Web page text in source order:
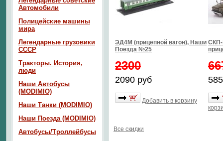
ЭД4М (прицепной вагон), Наши
Поезда №25
2300
2090 руб
Добавить в корзину
СКП-
Все скидки
Автомобили
Полицейские машины
мира
Легендарные грузовики
СССР
Тракторы. История,
люди
Наши Автобусы
(MODIMIO)
Наши Танки (MODIMIO)
Наши Поезда (MODIMIO)
Автобусы/Троллейбусы